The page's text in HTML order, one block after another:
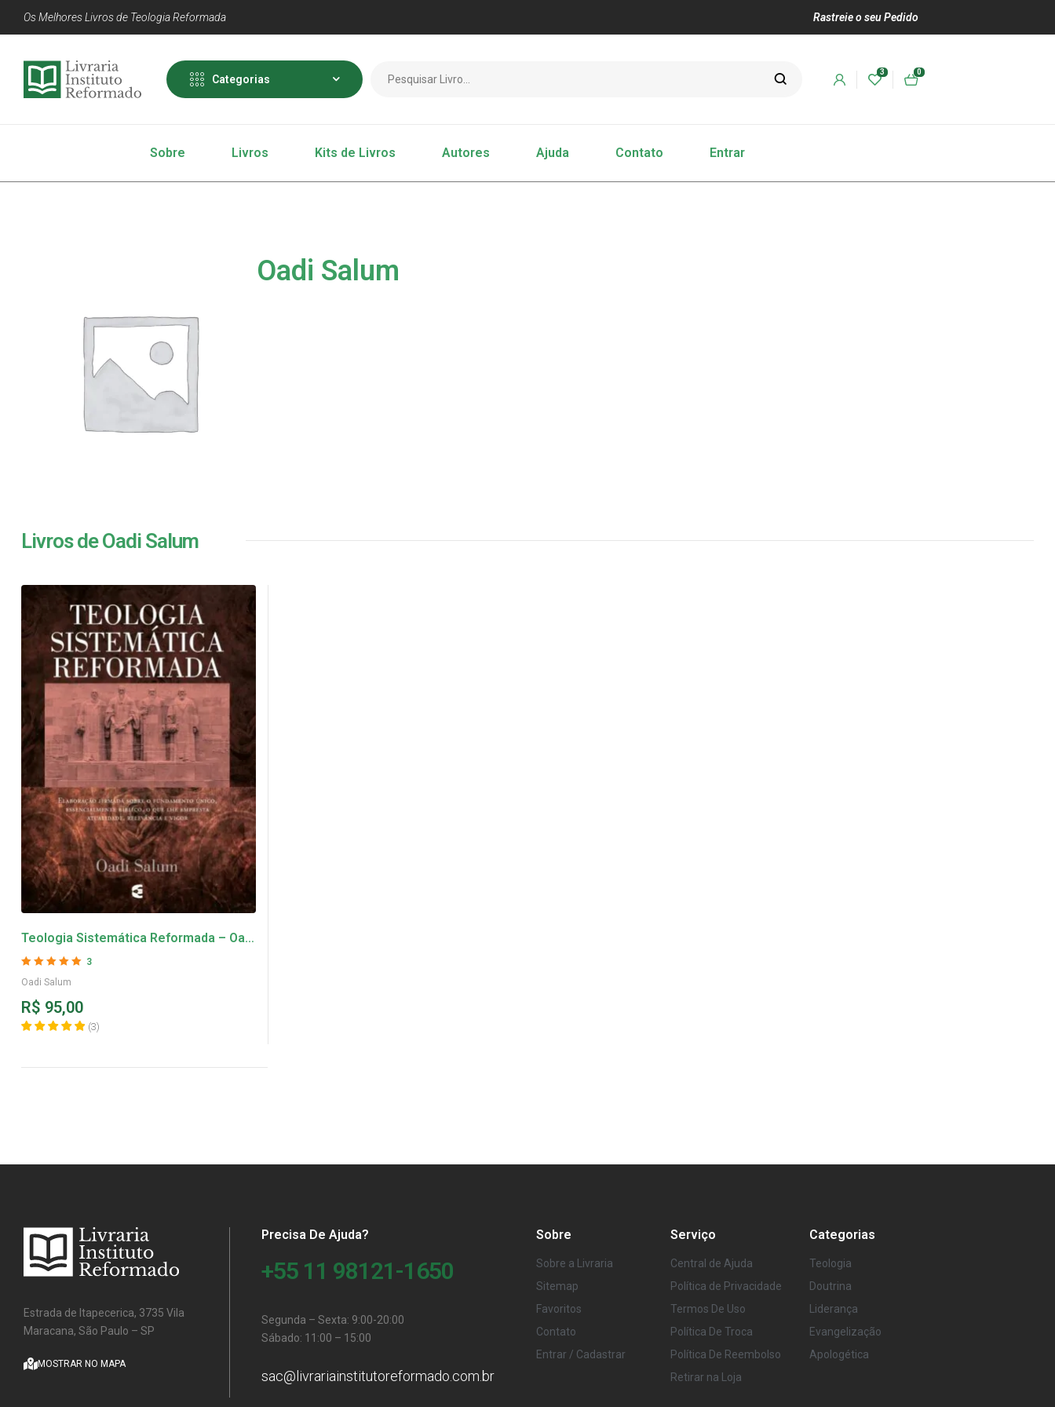
Os Melhores Livros de Teologia Reformada Rastreie o seu Pedido
Categorias
3 0
Sobre Livros Kits de Livros Autores Ajuda Contato Entrar
Oadi Salum
Livros de Oadi Salum
Teologia Sistemática Reformada – Oadi
Salum
3
Oadi Salum
R$ 95,00
(3)
Estrada de Itapecerica, 3735 Vila
Maracana, São Paulo – SP
MOSTRAR NO MAPA
Precisa De Ajuda?
+55 11 98121-1650
Segunda – Sexta: 9:00-20:00
Sábado: 11:00 – 15:00
sac@livrariainstitutoreformado.com.br
Sobre
Sobre a Livraria
Sitemap
Favoritos
Contato
Entrar / Cadastrar
Serviço
Central de Ajuda
Política de Privacidade
Termos De Uso
Política De Troca
Política De Reembolso
Retirar na Loja
Categorias
Teologia
Doutrina
Liderança
Evangelização
Apologética